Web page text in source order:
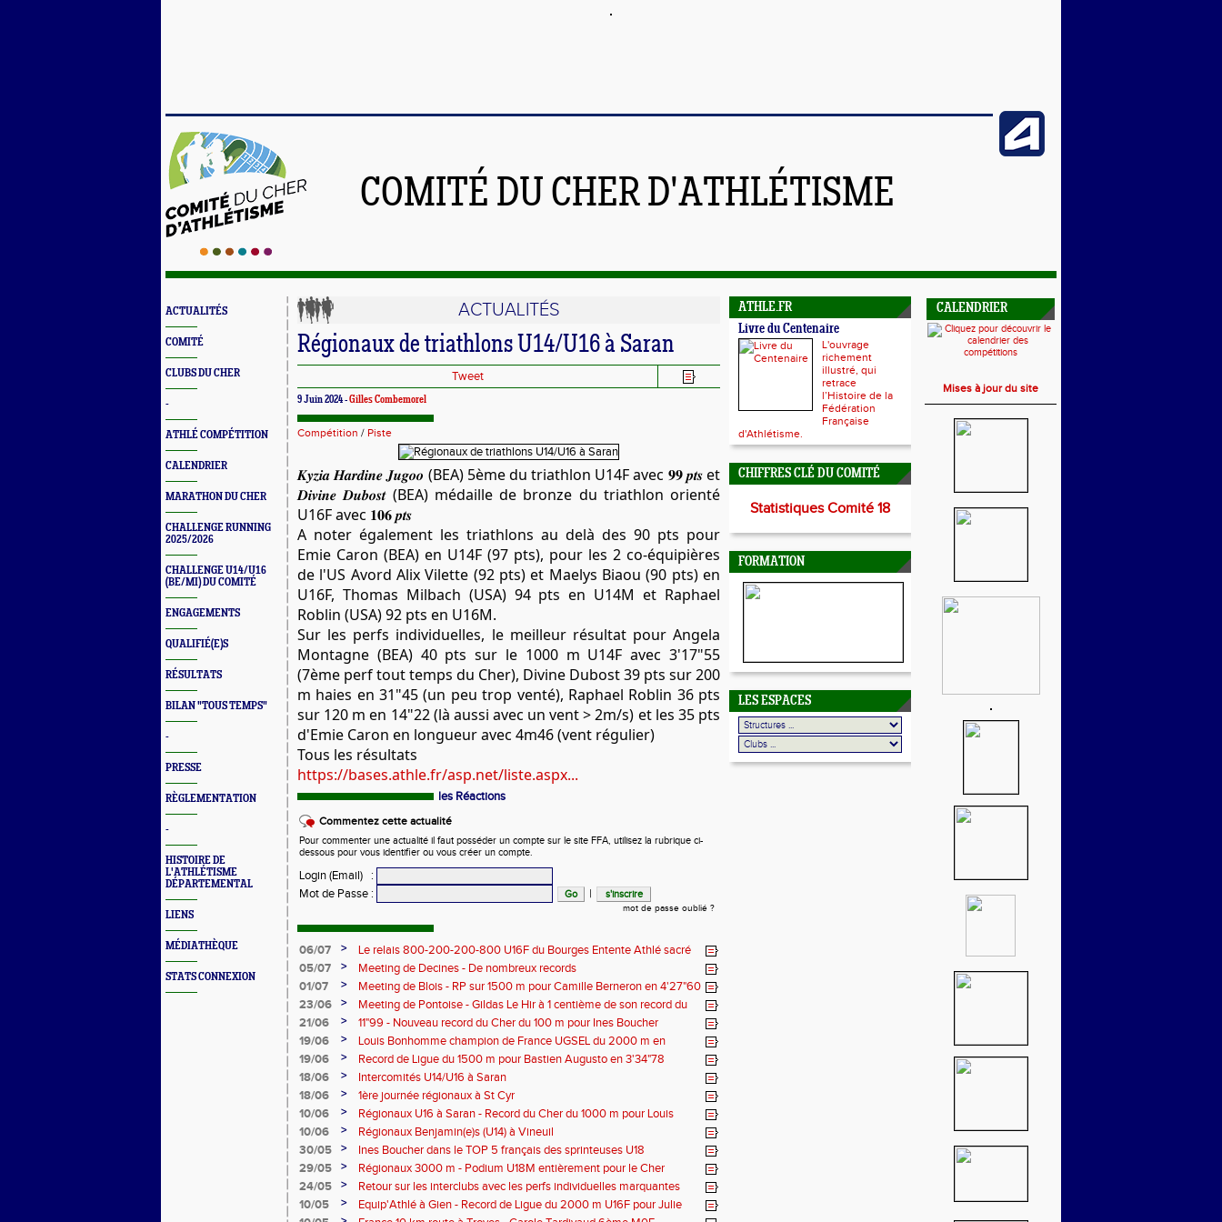
COMITÉ DU CHER D'ATHLÉTISME
ACTUALITÉS
COMITÉ
CLUBS DU CHER
-
ATHLÉ COMPÉTITION
CALENDRIER
MARATHON DU CHER
CHALLENGE RUNNING
2025/2026
CHALLENGE U14/U16
(BE/MI) DU COMITÉ
ENGAGEMENTS
QUALIFIÉ(E)S
RÉSULTATS
BILAN "TOUS TEMPS"
-
PRESSE
RÈGLEMENTATION
-
HISTOIRE DE
L'ATHLÉTISME
DÉPARTEMENTAL
LIENS
MÉDIATHÈQUE
STATS CONNEXION
ACTUALITÉS
Régionaux de triathlons U14/U16 à Saran
Tweet
9 Juin 2024 -Gilles Combemorel
Compétition / Piste
𝑲𝒚𝒛𝒊𝒂 𝑯𝒂𝒓𝒅𝒊𝒏𝒆 𝑱𝒖𝒈𝒐𝒐 (BEA) 5ème du triathlon U14F avec 𝟗𝟗 𝒑𝒕𝒔 et
𝑫𝒊𝒗𝒊𝒏𝒆 𝑫𝒖𝒃𝒐𝒔𝒕 (BEA) médaille de bronze du triathlon orienté
U16F avec 𝟏𝟎𝟔 𝒑𝒕𝒔
A noter également les triathlons au delà des 90 pts pour
Emie Caron (BEA) en U14F (97 pts), pour les 2 co-équipières
de l'US Avord Alix Vilette (92 pts) et Maelys Biaou (90 pts) en
U16F, Thomas Milbach (USA) 94 pts en U14M et Raphael
Roblin (USA) 92 pts en U16M.
Sur les perfs individuelles, le meilleur résultat pour Angela
Montagne (BEA) 40 pts sur le 1000 m U14F avec 3'17"55
(7ème perf tout temps du Cher), Divine Dubost 39 pts sur 200
m haies en 31"45 (un peu trop venté), Raphael Roblin 36 pts
sur 120 m en 14"22 (là aussi avec un vent > 2m/s) et les 35 pts
d'Emie Caron en longueur avec 4m46 (vent régulier)
Tous les résultats
https://bases.athle.fr/asp.net/liste.aspx...
les Réactions
Commentez cette actualité
Pour commenter une actualité il faut posséder un compte sur le site FFA, utilisez la rubrique ci-
dessous pour vous identifier ou vous créer un compte.
Login (Email)
:
Mot de Passe : |
mot de passe oublié ?
06/07 >
Le relais 800-200-200-800 U16F du Bourges Entente Athlé sacré
champion de France
05/07 >
Meeting de Decines - De nombreux records
01/07
>
Meeting de Blois - RP sur 1500 m pour Camille Berneron en 4'27"60
23/06
>
Meeting de Pontoise - Gildas Le Hir à 1 centième de son record du
Cher sur 800 m
21/06 >
11"99 - Nouveau record du Cher du 100 m pour Ines Boucher
19/06
>
Louis Bonhomme champion de France UGSEL du 2000 m en
5'45"83
19/06 >
Record de Ligue du 1500 m pour Bastien Augusto en 3'34"78
18/06
>
Intercomités U14/U16 à Saran
18/06
>
1ère journée régionaux à St Cyr
10/06
>
Régionaux U16 à Saran - Record du Cher du 1000 m pour Louis
Bonhomme - 2'38"80
10/06 >
Régionaux Benjamin(e)s (U14) à Vineuil
30/05
>
Ines Boucher dans le TOP 5 français des sprinteuses U18
29/05
>
Régionaux 3000 m - Podium U18M entièrement pour le Cher
24/05
>
Retour sur les interclubs avec les perfs individuelles marquantes
10/05
>
Equip'Athlé à Gien - Record de Ligue du 2000 m U16F pour Julie
ATHLE.FR
Livre du Centenaire
L'ouvrage
richement
illustré, qui
retrace
l’Histoire de la
Fédération
Française
d'Athlétisme.
CHIFFRES CLÉ DU COMITÉ
Statistiques Comité 18
FORMATION
LES ESPACES
CALENDRIER
Mises à jour du site